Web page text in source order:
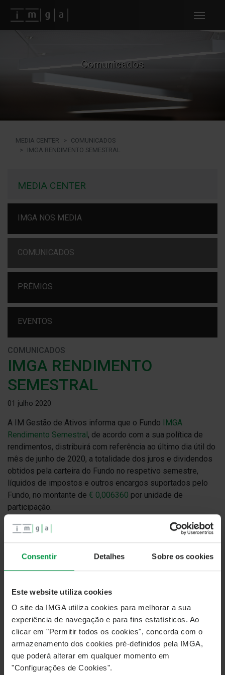
Consentir Detalhes Sobre os cookies
Este website utiliza cookies
O site da IMGA utiliza cookies para melhorar a sua
experiência de navegação e para fins estatísticos. Ao
clicar em "Permitir todos os cookies", concorda com o
armazenamento dos cookies pré-definidos pela IMGA,
que poderá alterar em qualquer momento em
"Configurações de Cookies".
Fundos imga
Comunicados
MEDIA CENTER
COMUNICADOS
IMGA RENDIMENTO SEMESTRAL
MEDIA CENTER
IMGA NOS MEDIA
COMUNICADOS
PRÉMIOS
EVENTOS
COMUNICADOS
IMGA RENDIMENTO
SEMESTRAL
01 julho 2020
A IM Gestão de Ativos informa que o Fundo IMGA
Rendimento Semestral, de acordo com a sua política de
rendimentos, distribuirá com referência ao último dia útil do
mês de junho de 2020, a totalidade dos juros e dividendos
obtidos pela carteira do Fundo no respetivo semestre,
líquidos de impostos e outros encargos suportados pelo
Fundo, no montante de € 0,006360 por unidade de
participação.
O valor distribuído corresponde a uma TANB de 0,358%do
de 2020.
A IM Gestão de Ativos informa ainda que o Fundo IMGA
Rendimento Semestral, de acordo com a sua política de
distribuição de rendimentos, prevê distribuir, com
referência ao último dia útil do mês de dezembro de 2020,
a totalidade dos juros e dividendos obtidos pela carteira